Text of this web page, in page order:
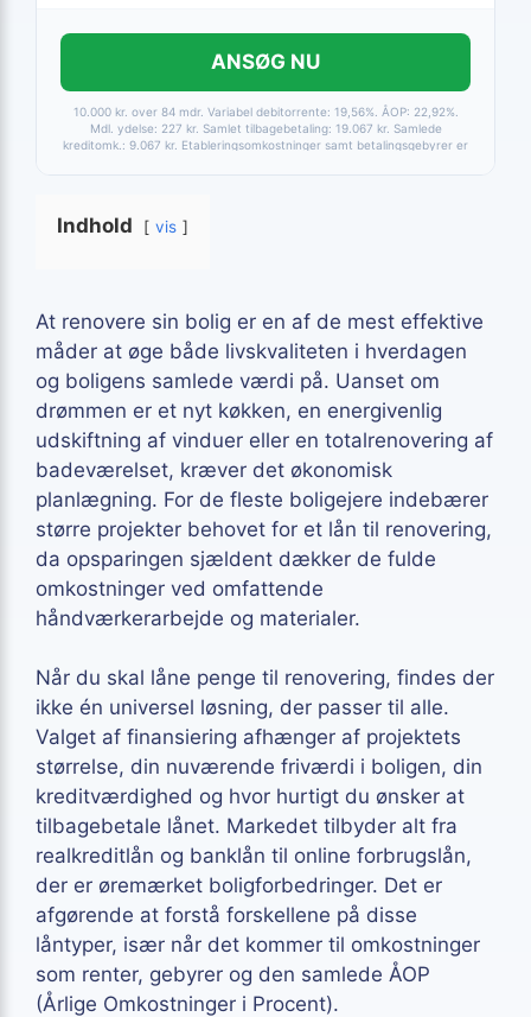
ANSØG NU
10.000 kr. over 84 mdr. Variabel debitorrente: 19,56%. ÅOP: 22,92%.
Mdl. ydelse: 227 kr. Samlet tilbagebetaling: 19.067 kr. Samlede
kreditomk.: 9.067 kr. Etableringsomkostninger samt betalingsgebyrer er
Indhold vis
At renovere sin bolig er en af de mest effektive
måder at øge både livskvaliteten i hverdagen
og boligens samlede værdi på. Uanset om
drømmen er et nyt køkken, en energivenlig
udskiftning af vinduer eller en totalrenovering af
badeværelset, kræver det økonomisk
planlægning. For de fleste boligejere indebærer
større projekter behovet for et lån til renovering,
da opsparingen sjældent dækker de fulde
omkostninger ved omfattende
håndværkerarbejde og materialer.
Når du skal låne penge til renovering, findes der
ikke én universel løsning, der passer til alle.
Valget af finansiering afhænger af projektets
størrelse, din nuværende friværdi i boligen, din
kreditværdighed og hvor hurtigt du ønsker at
tilbagebetale lånet. Markedet tilbyder alt fra
realkreditlån og banklån til online forbrugslån,
der er øremærket boligforbedringer. Det er
afgørende at forstå forskellene på disse
låntyper, især når det kommer til omkostninger
som renter, gebyrer og den samlede ÅOP
(Årlige Omkostninger i Procent).